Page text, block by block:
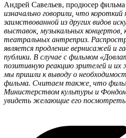
Андрей Савельев, продюсер
изначально говорили, что короткий
заимствованной из других видов
выставок, музыкальных концертов,
театральных антреприз.
является продление вернисажей и
публики. В случае с фильмом
позитивную реакцию зрителей и их
мы пришли к выводу о
фильма. Считаем также, что
Министерством культуры и
увидеть желающие его посмотреть